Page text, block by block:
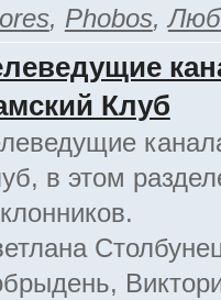
, Phobos,
Клуб
в этом